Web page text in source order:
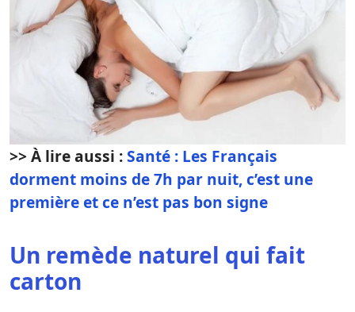
>> À lire aussi :Santé : Les Français
dorment moins de 7h par nuit, c’est une
première et ce n’est pas bon signe
Un remède naturel qui fait
carton